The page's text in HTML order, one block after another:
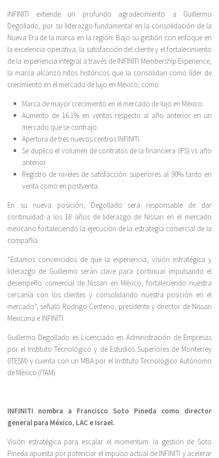
INFINITI extiende un profundo agradecimiento a Guillermo
Degollado, por su liderazgo fundamental en la consolidación de la
Nueva Era de la marca en la región. Bajo su gestión con enfoque en
la excelencia operativa, la satisfacción del cliente y el fortalecimiento
de la experiencia integral a través de INFINITI Membership Experience,
la marca alcanzó hitos históricos que la consolidan como líder de
crecimiento en el mercado de lujo en México, como:
Marca de mayor crecimiento en el mercado de lujo en México
Aumento de 16.1% en ventas respecto al año anterior en un
mercado que se contrajo.
Apertura de tres nuevos centros INFINITI.
Se duplico el volumen de contratos de la financiera (IFS) vs año
anterior
Registro de niveles de satisfacción superiores al 90% tanto en
venta como en postventa.
En su nueva posición, Degollado será responsable de dar
continuidad a los 18 años de liderazgo de Nissan en el mercado
mexicano fortaleciendo la ejecución de la estrategia comercial de la
compañía.
“Estamos convencidos de que la experiencia, visión estratégica y
liderazgo de Guillermo serán clave para continuar impulsando el
desempeño comercial de Nissan en México, fortaleciendo nuestra
cercanía con los clientes y consolidando nuestra posición en el
mercado”, señaló Rodrigo Centeno, presidente y director de Nissan
Mexicana e INFINITI.
Guillermo Degollado es Licenciado en Administración de Empresas
por el Instituto Tecnológico y de Estudios Superiores de Monterrey
(ITESM) y cuenta con un MBA por el Instituto Tecnológico Autónomo
de México (ITAM).
INFINITI nombra a Francisco Soto Pineda como director
general para México, LAC e Israel.
Visión estratégica para escalar el momentum: la gestión de Soto
Pineda apuesta por potenciar el impulso actual de INFINITI y acelerar